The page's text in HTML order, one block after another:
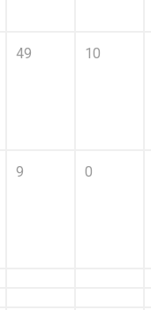
49 10
9 0